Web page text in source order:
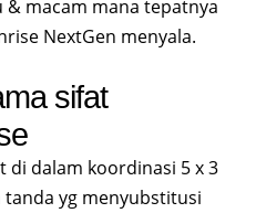
& macam mana tepatnya
NextGen menyala.
sifat
di dalam koordinasi 5 x 3
yg menyubstitusi